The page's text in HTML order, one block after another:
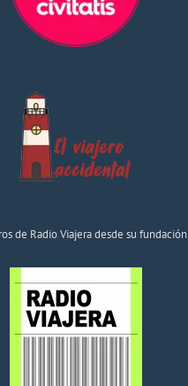
de Radio Viajera desde su fundación